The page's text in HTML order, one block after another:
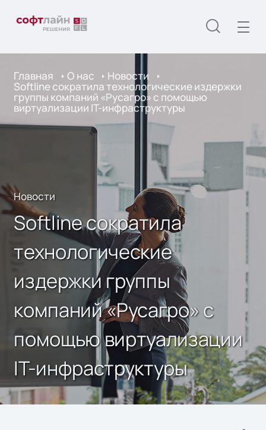
Главная О нас Новости
Softline сократила технологические издержки
группы компаний «Русагро» с помощью
виртуализации IT-инфраструктуры
Новости
Softline сократила
технологические
издержки группы
компаний «Русагро» с
помощью виртуализации
IT-инфраструктуры